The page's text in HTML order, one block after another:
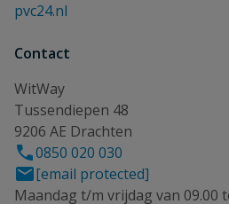
pvc24.nl
Contact
WitWay
Tussendiepen 48
9206 AE Drachten
0850 020 030
[email protected]
Maandag t/m vrijdag van 09.00